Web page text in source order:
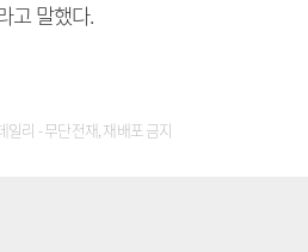
고 말했다.
리 - 무단전재, 재배포 금지